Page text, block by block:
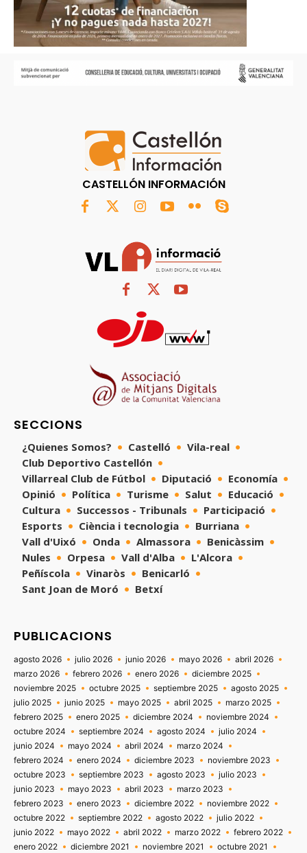
CASTELLÓN INFORMACIÓN
SECCIONS
¿Quienes Somos? Castelló
Vila-real
Club Deportivo Castellón
Villarreal Club de Fútbol
Diputació
Economía
Opinió
Política Turisme Salut
Educació
Cultura
Successos - Tribunals
Participació
Esports
Ciència i tecnologia
Burriana
Vall d'Uixó
Onda Almassora
Benicàssim
Nules
Orpesa Vall d'Alba
L'Alcora
Peñíscola
Vinaròs
Benicarló
Sant Joan de Moró
Betxí
PUBLICACIONS
agosto 2026 julio 2026 junio 2026 mayo 2026
abril 2026
marzo 2026
febrero 2026 enero 2026
diciembre 2025
noviembre 2025
octubre 2025 septiembre 2025
agosto 2025
julio 2025
junio 2025 mayo 2025 abril 2025
marzo 2025
febrero 2025
enero 2025 diciembre 2024
noviembre 2024
octubre 2024
septiembre 2024 agosto 2024
julio 2024
junio 2024
mayo 2024 abril 2024
marzo 2024
febrero 2024
enero 2024 diciembre 2023
noviembre 2023
octubre 2023
septiembre 2023 agosto 2023
julio 2023
junio 2023
mayo 2023 abril 2023
marzo 2023
febrero 2023
enero 2023 diciembre 2022
noviembre 2022
octubre 2022
septiembre 2022 agosto 2022
julio 2022
junio 2022
mayo 2022 abril 2022 marzo 2022
febrero 2022
enero 2022
diciembre 2021 noviembre 2021
octubre 2021